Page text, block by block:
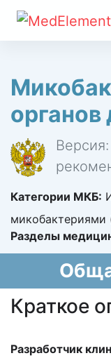
Категории МКБ:
микобактериями
Разделы
Краткое
Разработчик